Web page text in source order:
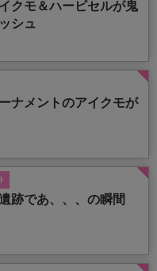
クモ＆ハービセルが鬼
シュ
ナメントのアイクモが
跡であ、、、の瞬間